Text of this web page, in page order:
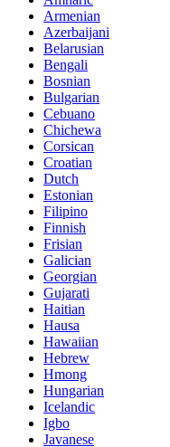
Armenian
Azerbaijani
Belarusian
Bengali
Bosnian
Bulgarian
Cebuano
Chichewa
Corsican
Croatian
Dutch
Estonian
Filipino
Finnish
Frisian
Galician
Georgian
Gujarati
Haitian
Hausa
Hawaiian
Hebrew
Hmong
Hungarian
Icelandic
Igbo
Javanese